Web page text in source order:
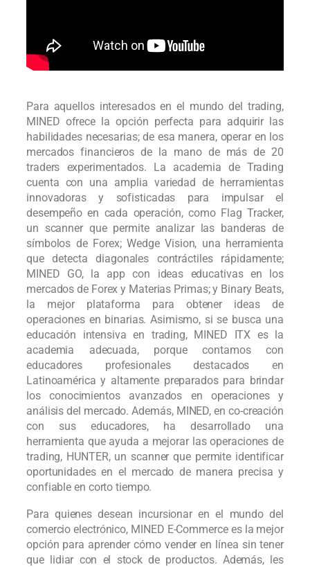
Para aquellos interesados en el mundo del trading,
MINED ofrece la opción perfecta para adquirir las
habilidades necesarias; de esa manera, operar en los
mercados financieros de la mano de más de 20
traders experimentados. La academia de Trading
cuenta con una amplia variedad de herramientas
innovadoras y sofisticadas para impulsar el
desempeño en cada operación, como Flag Tracker,
un scanner que permite analizar las banderas de
símbolos de Forex; Wedge Vision, una herramienta
que detecta diagonales contráctiles rápidamente;
MINED GO, la app con ideas educativas en los
mercados de Forex y Materias Primas; y Binary Beats,
la mejor plataforma para obtener ideas de
operaciones en binarias. Asimismo, si se busca una
educación intensiva en trading, MINED ITX es la
academia adecuada, porque contamos con
educadores profesionales destacados en
Latinoamérica y altamente preparados para brindar
los conocimientos avanzados en operaciones y
análisis del mercado. Además, MINED, en co-creación
con sus educadores, ha desarrollado una
herramienta que ayuda a mejorar las operaciones de
trading, HUNTER, un scanner que permite identificar
oportunidades en el mercado de manera precisa y
confiable en corto tiempo.
Para quienes desean incursionar en el mundo del
comercio electrónico, MINED E-Commerce es la mejor
opción para aprender cómo vender en línea sin tener
que lidiar con el stock de productos. Además, les